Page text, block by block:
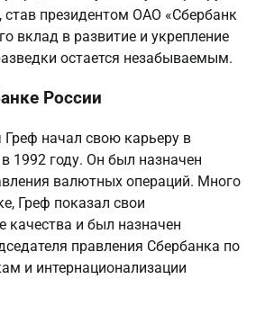
став президентом ОАО «Сбербанк
вклад в развитие и укрепление
остается незабываемым.
России
начал свою карьеру в
1992 году. Он был назначен
валютных операций. Много
Греф показал свои
качества и был назначен
правления Сбербанка по
и интернационализации